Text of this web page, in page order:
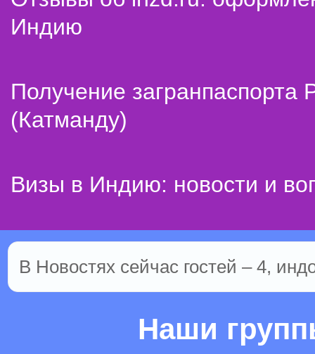
Индию
Получение
(Катманду)
Визы в Индию: новости и
В Новостях сейчас гостей – 4,
Наши